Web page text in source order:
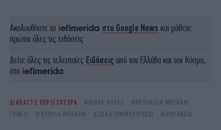
Ακολουθήστε το στο Google News και μάθετε
πρώτοι όλες τις ειδήσεις
Δείτε όλες τις τελευταίες Ειδήσεις από την Ελλάδα και τον Κόσμο,
στο
ΔΙΑΒΑΣΤΕ ΠΕΡΙΣΣΟΤΕΡΑ ΝΙΚΟΛΑ ΠΕΛΤΖ
ΜΠΡΟΎΚΛΙΝ ΜΠΈΚΑΜ
ΓΟΝΕΊΣ
ΒΙΚΤΌΡΙΑ ΜΠΈΚΑΜ ΔΙΣΕΚΑΤΟΜΜΥΡΙΟΎΧΟΙ ΟΙΚΟΓΈΝΕΙΑ